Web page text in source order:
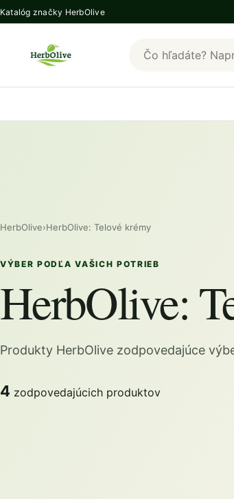
Katalóg značky HerbOlive
Hľadať produkty
HerbOlive›HerbOlive: Telové krémy
VÝBER PODĽA VAŠICH POTRIEB
HerbOlive:
Produkty HerbOlive zodpovedajúce
4 zodpovedajúcich produktov